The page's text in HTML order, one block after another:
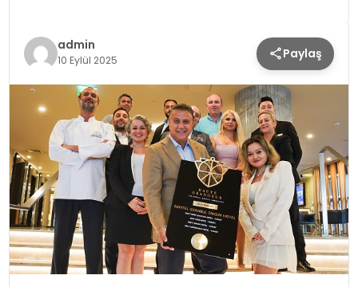
TEKNOLOJI
MAGAZIN
KÜLTÜR & SANAT
SPOR
SAĞLIK
admin
10 Eylül 2025 Paylaş